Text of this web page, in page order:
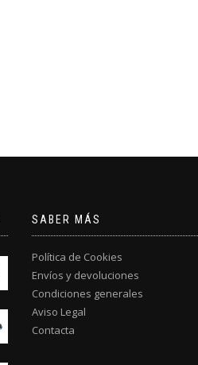
SABER MÁS
Política de Cookies
Envíos y devoluciones
Condiciones generales
Aviso Legal
Contacta